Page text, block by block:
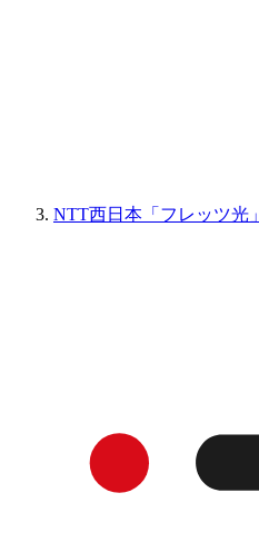
NTT西日本「フレッツ光」